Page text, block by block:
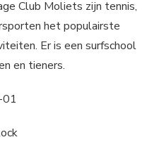
Club Moliets zijn tennis,
het populairste
Er is een surfschool
en tieners.